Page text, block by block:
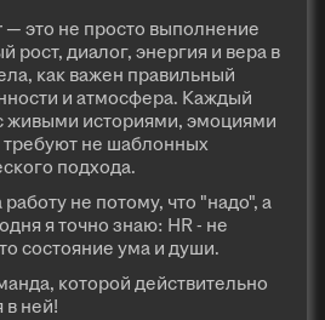
— это не просто выполнение
рост, диалог, энергия и вера в
как важен правильный
и атмосфера. Каждый
живыми историями, эмоциями
требуют не шаблонных
подхода.
не потому, что "надо", а
я точно знаю: HR - не
состояние ума и души.
которой действительно
в ней!